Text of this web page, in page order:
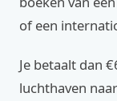
of een
Je betaalt dan
luchthaven